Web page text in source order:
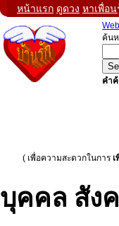
หน้าแรก ดูดวง หาเพื่อน
ค้น
คำ
( เพื่อความสะดวกในการ
บุคคล สัง